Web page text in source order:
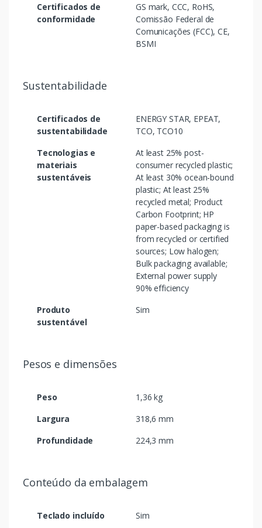
Certificados de
conformidade
GS mark, CCC, RoHS,
Comissão Federal de
Comunicações (FCC), CE,
BSMI
Sustentabilidade
Certificados de
sustentabilidade
ENERGY STAR, EPEAT,
TCO, TCO10
Tecnologias e
materiais
sustentáveis
At least 25% post-
consumer recycled plastic;
At least 30% ocean-bound
plastic; At least 25%
recycled metal; Product
Carbon Footprint; HP
paper-based packaging is
from recycled or certified
sources; Low halogen;
Bulk packaging available;
External power supply
90% efficiency
Produto
sustentável
Sim
Pesos e dimensões
Peso
1,36 kg
Largura
318,6 mm
Profundidade
224,3 mm
Conteúdo da embalagem
Teclado incluído Sim